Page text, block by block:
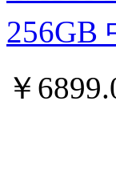
256GB
￥